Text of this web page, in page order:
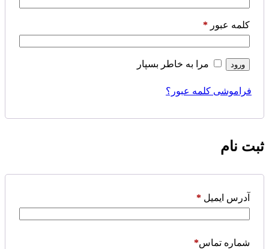
کلمه عبور *
ورود مرا به خاطر بسپار
فراموشی کلمه عبور؟
ثبت نام
آدرس ایمیل *
شماره تماس*